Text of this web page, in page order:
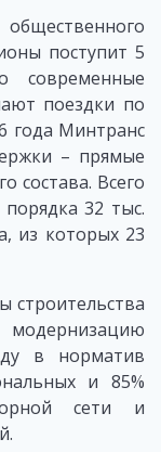
поступит 5
современные
поездки по
года Минтранс
– прямые
состава. Всего
32 тыс.
из которых 23
строительства
в норматив
и 85%
сети и